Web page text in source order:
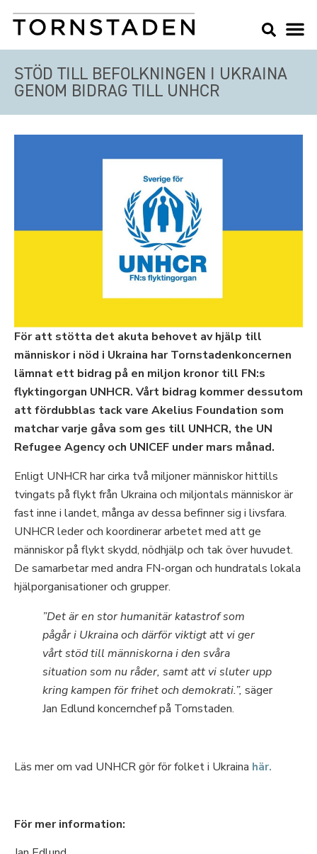
STÖD TILL BEFOLKNINGEN I UKRAINA
GENOM BIDRAG TILL UNHCR
För att stötta det akuta behovet av hjälp till
människor i nöd i Ukraina har Tornstadenkoncernen
lämnat ett bidrag på en miljon kronor till FN:s
flyktingorgan UNHCR. Vårt bidrag kommer dessutom
att fördubblas tack vare Akelius Foundation som
matchar varje gåva som ges till UNHCR, the UN
Refugee Agency och UNICEF under mars månad.
Enligt UNHCR har cirka två miljoner människor hittills
tvingats på flykt från Ukraina och miljontals människor är
fast inne i landet, många av dessa befinner sig i livsfara.
UNHCR leder och koordinerar arbetet med att ge
människor på flykt skydd, nödhjälp och tak över huvudet.
De samarbetar med andra FN-organ och hundratals lokala
hjälporganisationer och grupper.
”Det är en stor humanitär katastrof som
pågår i Ukraina och därför viktigt att vi ger
vårt stöd till människorna i den svåra
situation som nu råder, samt att vi sluter upp
kring kampen för frihet och demokrati.”, säger
Jan Edlund koncernchef på Tornstaden.
Läs mer om vad UNHCR gör för folket i Ukraina här.
För mer information: